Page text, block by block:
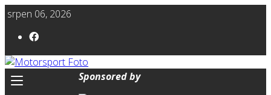
srpen 06, 2026
Sponsored by